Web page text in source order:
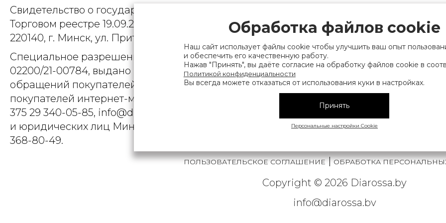
Свидетельство о государственной регистрации выдано Мингорисполкомом
Торговом реестре 19.09.2025, № 758300. Юридический адрес: 220007, г. Минск, ул.
220140, г. Минск, ул. Притыцкого, д.79, пом. 9
Специальное разрешение (лицензия) на деятельность, связанную с
02200/21-00784, выдано Министерством финансов Республики Беларусь. Номер
обращений покупателей интернет-магазина), а также лица уполномоченного
покупателей интернет-магазина о нарушении их прав, предусмотренных
375 29 340-05-85, info@diarossa.by. Номера контактных телефонов работников
и юридических лиц Минского городского исполнительного комитета,
368-80-49.
ПОЛЬЗОВАТЕЛЬСКОЕ СОГЛАШЕНИЕ|ОБРАБОТКА
Copyright © 2026 Diarossa.by
info@diarossa.by
Обработка файлов cookie
Наш сайт использует файлы cookie чтобы улучшить ваш опыт
и обеспечить его качественную работу.
Нажав "Принять", вы даёте согласие на обработку файлов cookie в
Политикой конфиденциальности
Вы всегда можете отказаться от использования куки в настройках.
Принять
Персональные настройки Cookie